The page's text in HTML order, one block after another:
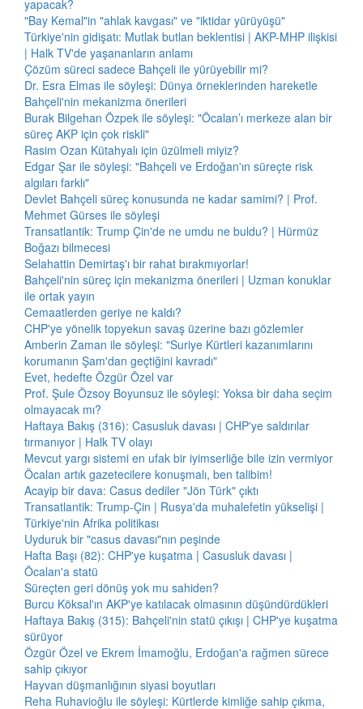
yapacak?
"Bay Kemal"in "ahlak kavgası" ve "iktidar yürüyüşü"
Türkiye'nin gidişatı: Mutlak butlan beklentisi | AKP-MHP ilişkisi
| Halk TV'de yaşananların anlamı
Çözüm süreci sadece Bahçeli ile yürüyebilir mi?
Dr. Esra Elmas ile söyleşi: Dünya örneklerinden hareketle
Bahçeli'nin mekanizma önerileri
Burak Bilgehan Özpek ile söyleşi: "Öcalan’ı merkeze alan bir
süreç AKP için çok riskli"
Rasim Ozan Kütahyalı için üzülmeli miyiz?
Edgar Şar ile söyleşi: "Bahçeli ve Erdoğan'ın süreçte risk
algıları farklı"
Devlet Bahçeli süreç konusunda ne kadar samimi? | Prof.
Mehmet Gürses ile söyleşi
Transatlantik: Trump Çin'de ne umdu ne buldu? | Hürmüz
Boğazı bilmecesi
Selahattin Demirtaş'ı bir rahat bırakmıyorlar!
Bahçeli'nin süreç için mekanizma önerileri | Uzman konuklar
ile ortak yayın
Cemaatlerden geriye ne kaldı?
CHP'ye yönelik topyekun savaş üzerine bazı gözlemler
Amberin Zaman ile söyleşi: "Suriye Kürtleri kazanımlarını
korumanın Şam'dan geçtiğini kavradı"
Evet, hedefte Özgür Özel var
Prof. Şule Özsoy Boyunsuz ile söyleşi: Yoksa bir daha seçim
olmayacak mı?
Haftaya Bakış (316): Casusluk davası | CHP'ye saldırılar
tırmanıyor | Halk TV olayı
Mevcut yargı sistemi en ufak bir iyimserliğe bile izin vermiyor
Öcalan artık gazetecilere konuşmalı, ben talibim!
Acayip bir dava: Casus dediler "Jön Türk" çıktı
Transatlantik: Trump-Çin | Rusya'da muhalefetin yükselişi |
Türkiye'nin Afrika politikası
Uyduruk bir "casus davası"nın peşinde
Hafta Başı (82): CHP'ye kuşatma | Casusluk davası |
Öcalan'a statü
Süreçten geri dönüş yok mu sahiden?
Burcu Köksal'ın AKP'ye katılacak olmasının düşündürdükleri
Haftaya Bakış (315): Bahçeli'nin statü çıkışı | CHP'ye kuşatma
sürüyor
Özgür Özel ve Ekrem İmamoğlu, Erdoğan'a rağmen sürece
sahip çıkıyor
Hayvan düşmanlığının siyasi boyutları
Reha Ruhavioğlu ile söyleşi: Kürtlerde kimliğe sahip çıkma,